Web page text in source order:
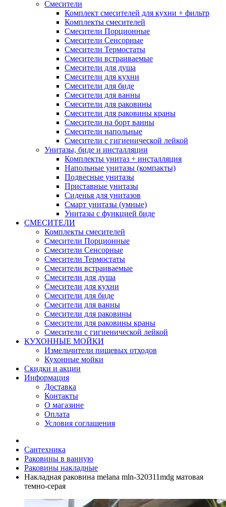
Смесители
Комплект смесителей для кухни + фильтр
Комплекты смесителей
Смесители Порционные
Смесители Сенсорные
Смесители Термостаты
Смесители встраиваемые
Смесители для душа
Смесители для кухни
Смесители для биде
Смесители для ванны
Смесители для раковины
Смесители для раковины краны
Смесители на борт ванны
Смесители напольные
Смесители с гигиенической лейкой
Унитазы, биде и инсталляции
Комплекты унитаз + инсталляция
Напольные унитазы (компакты)
Подвесные унитазы
Приставные унитазы
Сиденья для унитазов
Смарт унитазы (умные)
Унитазы с функцией биде
СМЕСИТЕЛИ
Комплекты смесителей
Смесители Порционные
Смесители Сенсорные
Смесители Термостаты
Смесители встраиваемые
Смесители для душа
Смесители для кухни
Смесители для биде
Смесители для ванны
Смесители для раковины
Смесители для раковины краны
Смесители с гигиенической лейкой
КУХОННЫЕ МОЙКИ
Измельчители пищевых отходов
Кухонные мойки
Скидки и акции
Информация
Доставка
Контакты
О магазине
Оплата
Условия соглашения
Сантехника
Раковины в ванную
Раковины накладные
Накладная раковина melana mln-320311mdg матовая
темно-серая